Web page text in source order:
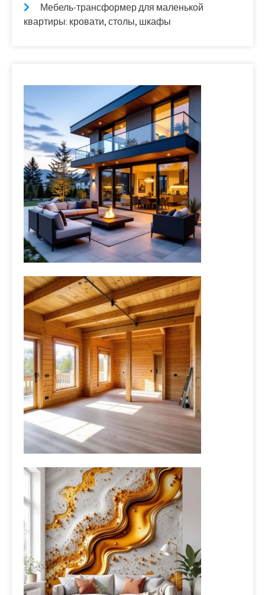
Мебель-трансформер для маленькой
квартиры: кровати, столы, шкафы